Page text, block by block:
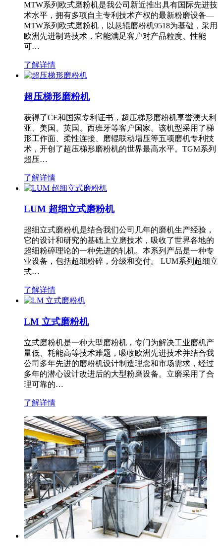
MTW系列欧式磨粉机是我公司新近推出具有国际先进技
术水平，拥有多项自主专利技术产权的最新粉磨设备—
MTW系列欧式磨粉机，以悬辊磨粉机9518为基础，采用
欧洲先进制造技术，它能满足客户对产品粒度、性能
可…
了解详情
超压梯形磨粉机
获得了CE和国家专利证书，超压梯形磨粉机享誉澳大利
亚、美国、英国、西班牙等客户国家。该机型采用了梯
形工作面、柔性连接、磨辊联动增压等五项磨机专利技
术，开创了超压梯形磨粉机的世界最高水平。TGM系列
超压…
了解详情
LUM 超细立式磨粉机
超细立式磨粉机是结合我们公司几年的磨机生产经验，
它的设计和研究的基础上立磨技术，吸收了世界各地的
超细粉碎理论的一种先进的轧机。本系列产品是一种专
业设备，包括超细粉碎，分级和交付。 LUM系列超细立
式…
了解详情
LM 立式磨粉机
立式磨粉机是一种大型磨粉机，专门为解决工业磨机产
量低、耗能高等技术难题，吸收欧洲先进技术并结合我
公司多年先进的磨粉机设计制造理念和市场需求，经过
多年的潜心设计改进后的大型粉磨设备。立磨采用了合
理可靠的…
了解详情